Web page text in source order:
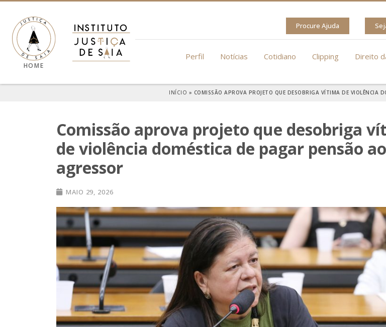
HOME
Procure Ajuda
Perfil Notícias Cotidiano Clipping Direito
INÍCIO » COMISSÃO APROVA PROJETO QUE DESOBRIGA VÍTIMA DE VIOLÊNCIA
Comissão aprova projeto que desobriga
de violência doméstica de pagar pensão ao
agressor
MAIO 29, 2026